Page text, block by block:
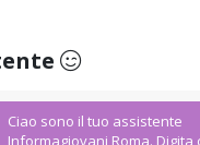
Ciao sono il tuo assistente
Informagiovani Roma. Digita